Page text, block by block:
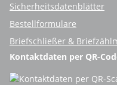
Sicherheitsdatenblätter
Bestellformulare
Briefschließer &
Kontaktdaten per QR-